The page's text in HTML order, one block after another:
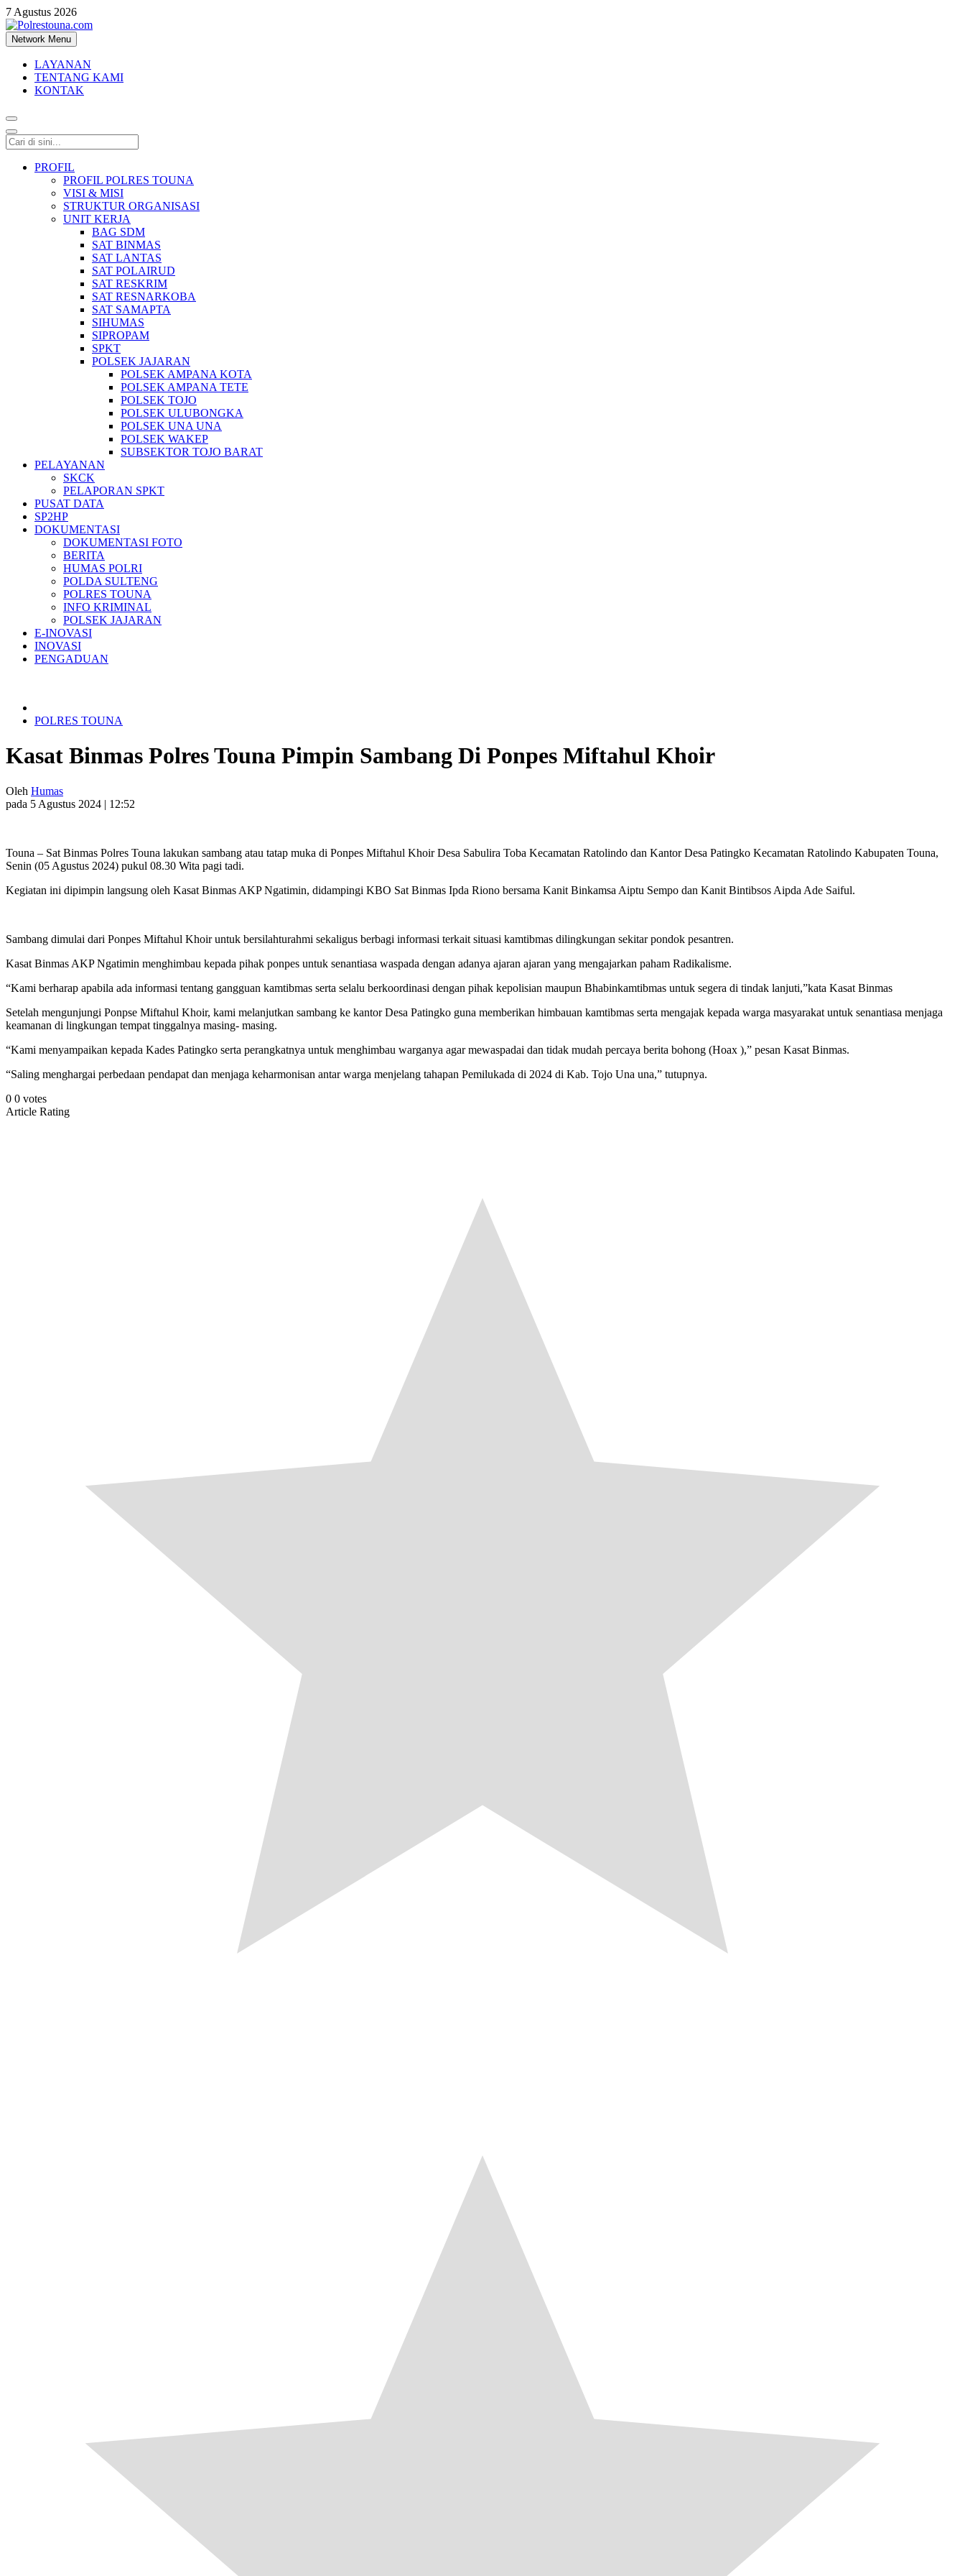
7 Agustus 2026
Polrestouna.com
Informasi Layanan Publik
Network Menu
LAYANAN
TENTANG KAMI
KONTAK
PROFIL
PROFIL POLRES TOUNA
VISI & MISI
STRUKTUR ORGANISASI
UNIT KERJA
BAG SDM
SAT BINMAS
SAT LANTAS
SAT POLAIRUD
SAT RESKRIM
SAT RESNARKOBA
SAT SAMAPTA
SIHUMAS
SIPROPAM
SPKT
POLSEK JAJARAN
POLSEK AMPANA KOTA
POLSEK AMPANA TETE
POLSEK TOJO
POLSEK ULUBONGKA
POLSEK UNA UNA
POLSEK WAKEP
SUBSEKTOR TOJO BARAT
PELAYANAN
SKCK
PELAPORAN SPKT
PUSAT DATA
SP2HP
DOKUMENTASI
DOKUMENTASI FOTO
BERITA
HUMAS POLRI
POLDA SULTENG
POLRES TOUNA
INFO KRIMINAL
POLSEK JAJARAN
E-INOVASI
INOVASI
PENGADUAN
POLRES TOUNA
Kasat Binmas Polres Touna Pimpin Sambang Di Ponpes Miftahul Khoir
Oleh Humas
pada 5 Agustus 2024 | 12:52
Touna – Sat Binmas Polres Touna lakukan sambang atau tatap muka di Ponpes Miftahul Khoir Desa Sabulira Toba Kecamatan Ratolindo dan Kantor Desa Patingko Kecamatan Ratolindo Kabupaten Touna,
Senin (05 Agustus 2024) pukul 08.30 Wita pagi tadi.
Kegiatan ini dipimpin langsung oleh Kasat Binmas AKP Ngatimin, didampingi KBO Sat Binmas Ipda Riono bersama Kanit Binkamsa Aiptu Sempo dan Kanit Bintibsos Aipda Ade Saiful.
Sambang dimulai dari Ponpes Miftahul Khoir untuk bersilahturahmi sekaligus berbagi informasi terkait situasi kamtibmas dilingkungan sekitar pondok pesantren.
Kasat Binmas AKP Ngatimin menghimbau kepada pihak ponpes untuk senantiasa waspada dengan adanya ajaran ajaran yang mengajarkan paham Radikalisme.
“Kami berharap apabila ada informasi tentang gangguan kamtibmas serta selalu berkoordinasi dengan pihak kepolisian maupun Bhabinkamtibmas untuk segera di tindak lanjuti,”kata Kasat Binmas
Setelah mengunjungi Ponpse Miftahul Khoir, kami melanjutkan sambang ke kantor Desa Patingko guna memberikan himbauan kamtibmas serta mengajak kepada warga masyarakat untuk senantiasa menjaga
keamanan di lingkungan tempat tinggalnya masing- masing.
“Kami menyampaikan kepada Kades Patingko serta perangkatnya untuk menghimbau warganya agar mewaspadai dan tidak mudah percaya berita bohong (Hoax ),” pesan Kasat Binmas.
“Saling menghargai perbedaan pendapat dan menjaga keharmonisan antar warga menjelang tahapan Pemilukada di 2024 di Kab. Tojo Una una,” tutupnya.
0 0 votes
Article Rating